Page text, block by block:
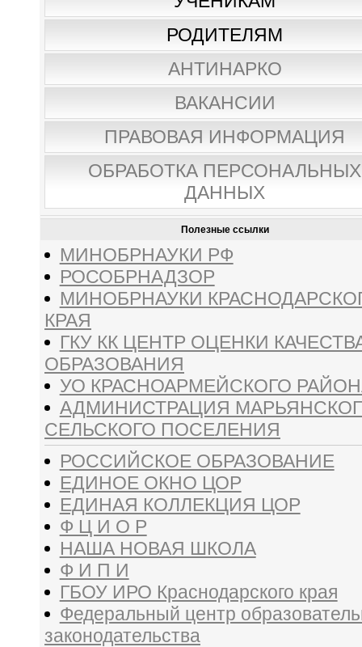
РОДИТЕЛЯМ
АНТИНАРКО
ВАКАНСИИ
ПРАВОВАЯ ИНФОРМАЦИЯ
ОБРАБОТКА ПЕРСОНАЛЬНЫХ
ДАННЫХ
Полезные ссылки
МИНОБРНАУКИ РФ
РОСОБРНАДЗОР
МИНОБРНАУКИ
КРАЯ
ГКУ КК ЦЕНТР ОЦЕНКИ
ОБРАЗОВАНИЯ
УО КРАСНОАРМЕЙСКОГО
АДМИНИСТРАЦИЯ
СЕЛЬСКОГО ПОСЕЛЕНИЯ
РОССИЙСКОЕ ОБРАЗОВАНИЕ
ЕДИНОЕ ОКНО ЦОР
ЕДИНАЯ КОЛЛЕКЦИЯ ЦОР
Ф Ц И О Р
НАША НОВАЯ ШКОЛА
Ф И П И
ГБОУ ИРО Краснодарского края
Федеральный центр
законодательства